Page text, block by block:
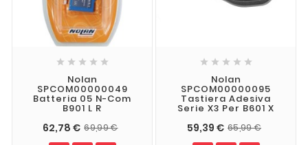
    
Nolan
SPCOM00000049
Batteria 05 N-Com
B901 L R
62,78 € 69,99 €
    
Nolan
SPCOM00000095
Tastiera Adesiva
Serie X3 Per B601 X
59,39 € 65,99 €